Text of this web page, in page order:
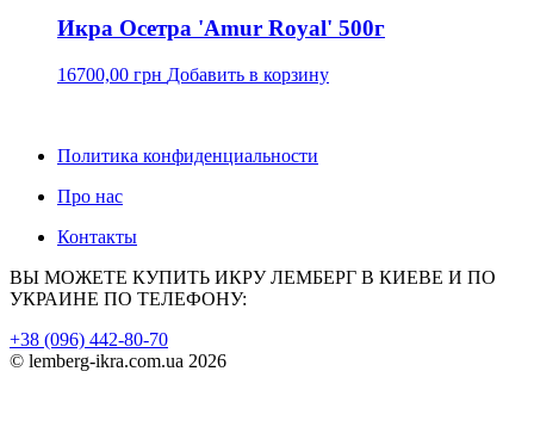
Икра Осетра 'Amur Royal' 500г
16700,00 грн Добавить в корзину
Политика конфиденциальности
Про нас
Контакты
ВЫ МОЖЕТЕ КУПИТЬ ИКРУ ЛЕМБЕРГ В КИЕВЕ И ПО
УКРАИНЕ ПО ТЕЛЕФОНУ:
+38 (096) 442-80-70
© lemberg-ikra.com.ua 2026